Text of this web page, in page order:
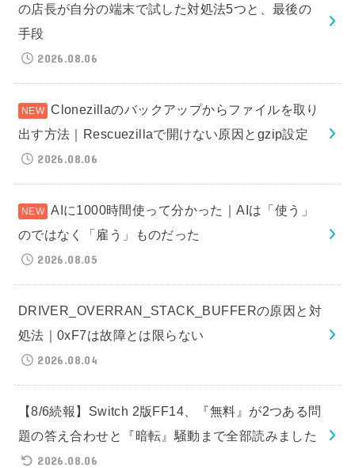
の店長が自分の端末で試した対処法5つと、最後の
手段
2026.08.06
Clonezillaのバックアップからファイルを取り
出す方法｜Rescuezillaで開けない原因とgzip設定
2026.08.06
AIに1000時間使って分かった｜AIは「使う」
のではなく「雇う」ものだった
2026.08.05
DRIVER_OVERRAN_STACK_BUFFERの原因と対
処法｜0xF7は故障とは限らない
2026.08.04
【8/6続報】Switch 2版FF14、『無料』が2つある問
題の答え合わせと『暗転』騒動まで全部読みました
2026.08.06